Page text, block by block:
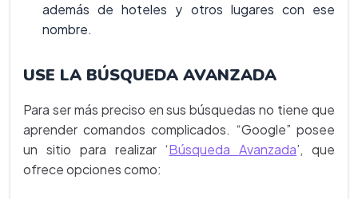
además de hoteles y otros lugares con ese
nombre.
USE LA BÚSQUEDA AVANZADA
Para ser más preciso en sus búsquedas no tiene que
aprender comandos complicados. “Google” posee
un sitio para realizar ‘Búsqueda Avanzada’, que
ofrece opciones como: